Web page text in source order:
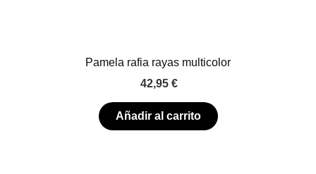
Pamela rafia rayas multicolor
42,95 €
Añadir al carrito